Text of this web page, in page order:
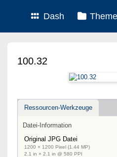
Dash
100.32
Ressourcen-Werkzeuge
Datei-Information
Original JPG Datei
1200 × 1200 Pixel (1.44 MP)
2.1 in × 2.1 in @ 580 PPI